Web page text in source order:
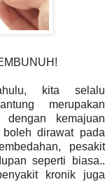
kita selalu
merupakan
kemajuan
dirawat pada
pesakit
seperti biasa..
kronik juga